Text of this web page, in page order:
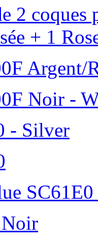
2
+ 1
Argent/
Noir -
- Silver
Noir